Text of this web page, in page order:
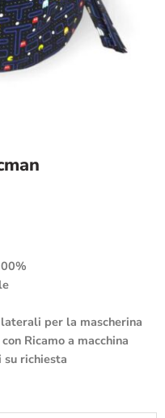
per la mascherina
Ricamo a macchina
su richiesta